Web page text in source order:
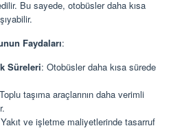
Bu sayede, otobüsler daha kısa
Faydaları:
Süreleri: Otobüsler daha kısa sürede
taşıma araçlarının daha verimli
ve işletme maliyetlerinde tasarruf